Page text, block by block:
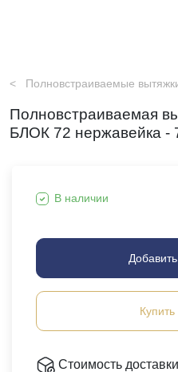
Полновстраиваемые
Полновстраиваемая
БЛОК 72 нержавейка -
В наличии
Купить
Стоимость